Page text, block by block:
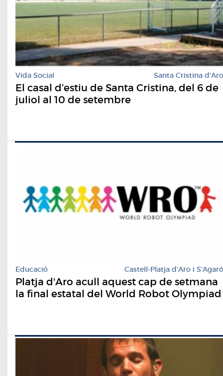
Vida Social Santa Cristina d'Aro
El casal d’estiu de Santa Cristina, del 6 de
juliol al 10 de setembre
Educació Castell-Platja d'Aro i S'Agaró
Platja d'Aro acull aquest cap de setmana
la final estatal del World Robot Olympiad